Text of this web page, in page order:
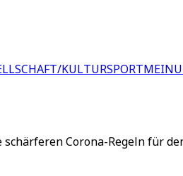
KULTURSPORT
Corona-Regeln für